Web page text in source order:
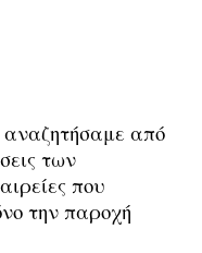
αναζητήσαμε από
των
που
την παροχή